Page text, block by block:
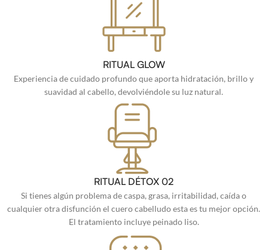
RITUAL GLOW
Experiencia de cuidado profundo que aporta hidratación, brillo y
suavidad al cabello, devolviéndole su luz natural.
RITUAL DÉTOX 02
Si tienes algún problema de caspa, grasa, irritabilidad, caída o
cualquier otra disfunción el cuero cabelludo esta es tu mejor opción.
El tratamiento incluye peinado liso.